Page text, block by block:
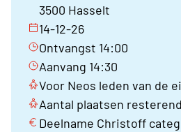
3500 Hasselt
14-12-26
Ontvangst 14:00
Aanvang 14:30
Voor Neos leden van de
Aantal plaatsen
Deelname Christoff